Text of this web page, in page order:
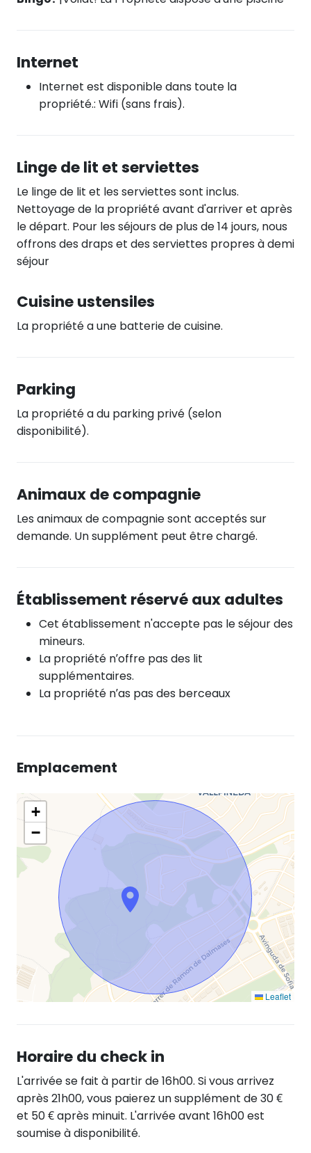
Internet
Internet est disponible dans toute la
propriété.: Wifi (sans frais).
Linge de lit et serviettes
Le linge de lit et les serviettes sont inclus.
Nettoyage de la propriété avant d'arriver et après
le départ. Pour les séjours de plus de 14 jours, nous
offrons des draps et des serviettes propres à demi
séjour
Cuisine ustensiles
La propriété a une batterie de cuisine.
Parking
La propriété a du parking privé (selon
disponibilité).
Animaux de compagnie
Les animaux de compagnie sont acceptés sur
demande. Un supplément peut être chargé.
Établissement réservé aux adultes
Cet établissement n'accepte pas le séjour des
mineurs.
La propriété n’offre pas des lit
supplémentaires.
La propriété n’as pas des berceaux
Emplacement
+
−
Leaflet
Horaire du check in
L'arrivée se fait à partir de 16h00. Si vous arrivez
après 21h00, vous paierez un supplément de 30 €
et 50 € après minuit. L'arrivée avant 16h00 est
soumise à disponibilité.